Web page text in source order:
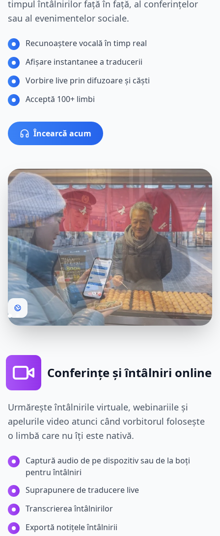
timpul întâlnirilor față în față, al conferințelor
sau al evenimentelor sociale.
Recunoaștere vocală în timp real
Afișare instantanee a traducerii
Vorbire live prin difuzoare și căști
Acceptă 100+ limbi
Încearcă acum
Conferințe și întâlniri online
Urmărește întâlnirile virtuale, webinariile și
apelurile video atunci când vorbitorul folosește
o limbă care nu îți este nativă.
Captură audio de pe dispozitiv sau de la boți
pentru întâlniri
Suprapunere de traducere live
Transcrierea întâlnirilor
Exportă notițele întâlnirii